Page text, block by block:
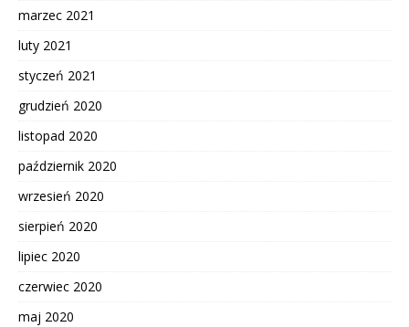
marzec 2021
luty 2021
styczeń 2021
grudzień 2020
listopad 2020
październik 2020
wrzesień 2020
sierpień 2020
lipiec 2020
czerwiec 2020
maj 2020